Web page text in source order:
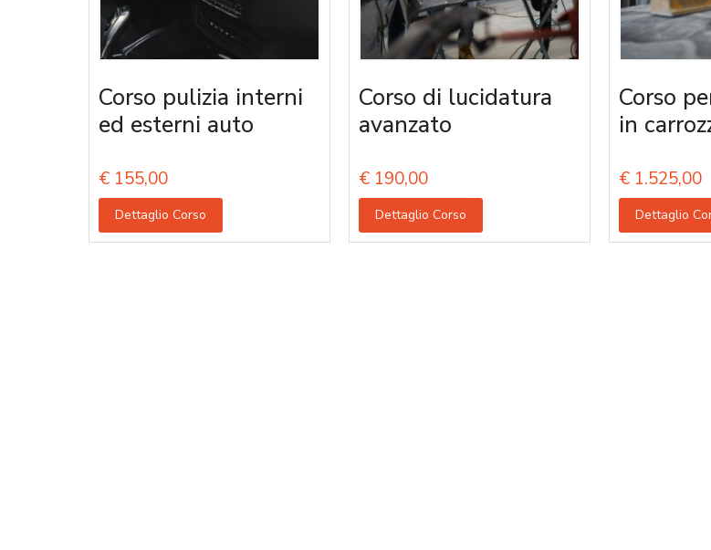
Corso pulizia interni
ed esterni auto
€ 155,00
Dettaglio Corso
Corso di lucidatura
avanzato
€ 190,00
Dettaglio Corso
Corso
in
€ 1.525,00
Dettaglio